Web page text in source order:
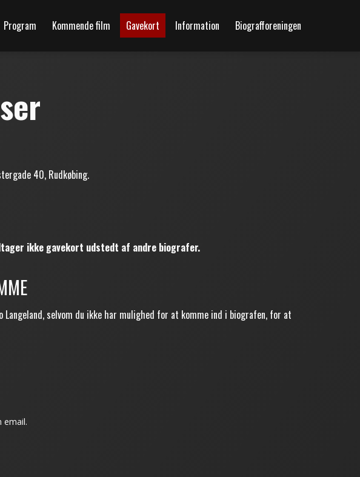
Program Kommende film Gavekort Information Biografforeningen
40, Rudkøbing.
ikke gavekort udstedt af andre biografer.
selvom du ikke har mulighed for at komme ind i biografen, for at